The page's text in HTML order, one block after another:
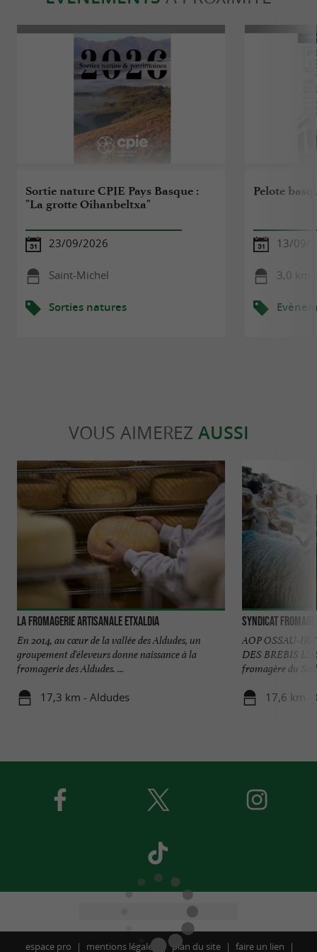
Sortie nature CPIE Pays Basque :
"La grotte Oihanbeltxa"
23/09/2026
Saint-Michel
Sorties natures
Pelote
13/09/
3,0 km
VOUS AIMEREZ AUSSI
La Fromagerie Artisanale ETXALDIA
En 2014, au cœur de la vallée des Aldudes, un
groupement d'éleveurs donne naissance à la
fromagerie des Aldudes. ...
17,3 km - Aldudes
Syndicat
AOP OSSAU-
DES BREBIS
fromagère du
17,6 km -
espace pro mentions légales plan du site faire un lien